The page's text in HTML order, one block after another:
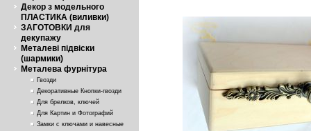
Декор з модельного
ПЛАСТИКА (виливки)
ЗАГОТОВКИ для
декупажу
Металеві підвіски
(шармики)
Металева фурнітура
Гвозди
Декоративные Кнопки-гвозди
Для брелков, ключей
Для Картин и Фотографий
Замки с ключами и навесные